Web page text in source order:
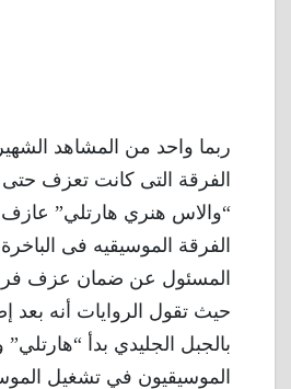
ربما واحد من المشاهد
الفرقة التى كانت تعزف حتى
“والاس هنري هارتلي” عازف
الفرقة الموسيقيه فى
المسئول عن ضمان عزف
حيث تقول الروايات أنه بعد
بالجبل الجليدي بدأ “هارتلي”
الموسيقيون في تشغيل